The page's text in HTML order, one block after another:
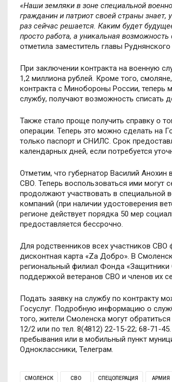
«Наши земляки в зоне специальной
гражданин и патриот своей страны
раз сейчас решается. Каким будет
просто работа, а уникальная
отметила заместитель главы
При заключении контракта на военную
1,2 миллиона рублей. Кроме того,
контракта с Минобороны России, теперь
службу, получают возможность списать
Также стало проще получить справку о
операции. Теперь это можно сделать на
только паспорт и СНИЛС. Срок
календарных дней, если потребуется
Отметим, что губернатор Василий
СВО. Теперь воспользоваться ими могут
продолжают участвовать в специальной
компаний (при наличии удостоверения
регионе действует порядка 50 мер
предоставляется бессрочно.
Для родственников всех участников
дисконтная карта «Zа Добро». В
региональный филиал Фонда «Защитники
поддержкой ветеранов СВО и членов их
Подать заявку на службу по контракту
Госуслуг. Подробную информацию о
того, жители Смоленска могут
12/2 или по тел. 8(4812) 22-15-22; 68-71-
пребывания или в мобильный пункт
Одноклассники, Телеграм.
СМОЛЕНСК СВО СПЕЦОПЕРАЦИЯ АРМИЯ